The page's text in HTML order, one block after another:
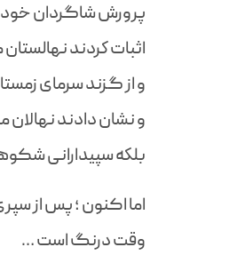
پرورش شاگردان
اثبات كردند
و از گزند سرمای
و نشان دادند نهالان
بلكه سپیدارانی
اما اکنون ؛ پس از
وقت درنگ است …